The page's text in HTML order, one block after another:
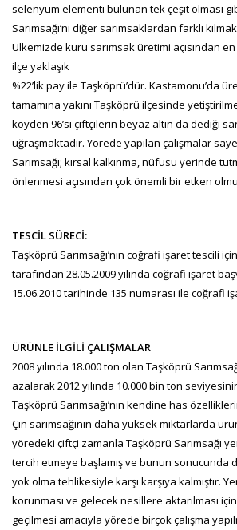
selenyum elementi bulunan tek çeşit olması
Sarımsağı’nı diğer sarımsaklardan farklı
Ülkemizde kuru sarımsak üretimi açısından
ilçe yaklaşık
%22’lik pay ile Taşköprü’dür. Kastamonu’da
tamamına yakını Taşköprü ilçesinde
köyden 96’sı çiftçilerin beyaz altın da dediği
uğraşmaktadır. Yörede yapılan çalışmalar
Sarımsağı; kırsal kalkınma, nüfusu yerinde
önlenmesi açısından çok önemli bir etken
TESCİL SÜRECİ:
Taşköprü Sarımsağı’nın coğrafi işaret tescili
tarafından 28.05.2009 yılında coğrafi işaret
15.06.2010 tarihinde 135 numarası ile coğrafi
ÜRÜNLE İLGİLİ ÇALIŞMALAR
2008 yılında 18.000 ton olan Taşköprü
azalarak 2012 yılında 10.000 bin ton
Taşköprü Sarımsağı’nın kendine has
Çin sarımsağının daha yüksek miktarlarda
yöredeki çiftçi zamanla Taşköprü Sarımsağı
tercih etmeye başlamış ve bunun sonucunda
yok olma tehlikesiyle karşı karşıya kalmıştır.
korunması ve gelecek nesillere aktarılması
geçilmesi amacıyla yörede birçok çalışma